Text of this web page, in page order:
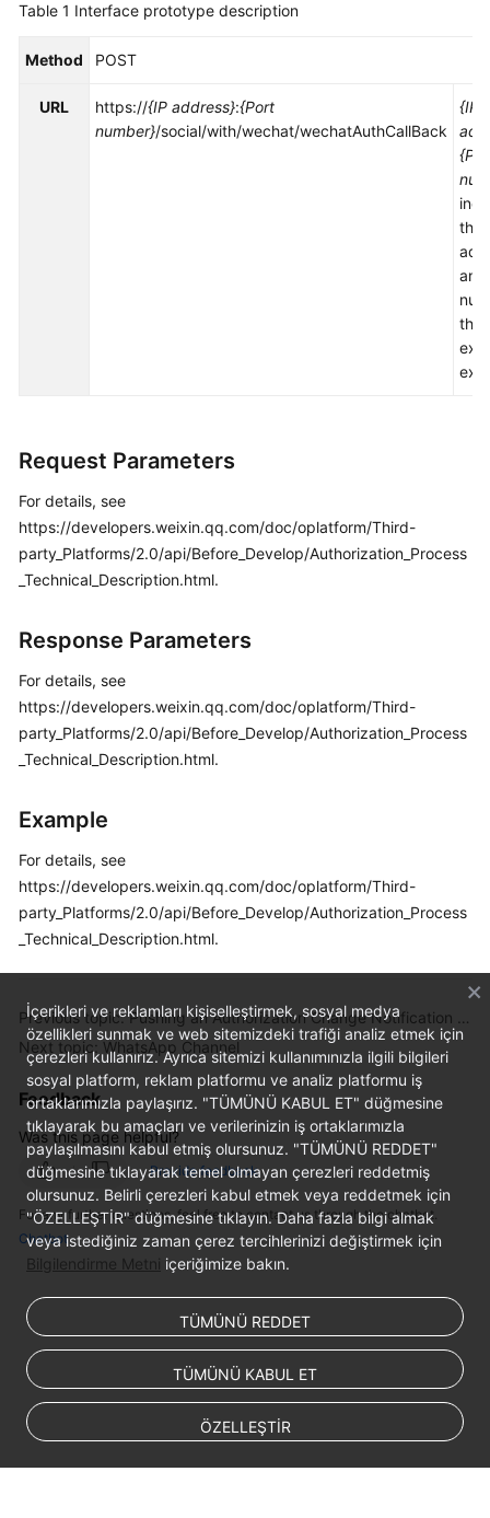
Responsibilities
Service
Agreement
Table 1 Interface prototype description
Method POST
URL https://{IP address}:{Port
number}/social/with/wechat/wechatAuthCallBack
{IP
the
the
Request Parameters
For details, see
https://developers.weixin.qq.com/doc/oplatform/Third-
party_Platforms/2.0/api/Before_Develop/Authorization_Process
_Technical_Description.html.
Response Parameters
For details, see
https://developers.weixin.qq.com/doc/oplatform/Third-
party_Platforms/2.0/api/Before_Develop/Authorization_Process
_Technical_Description.html.
Example
For details, see
https://developers.weixin.qq.com/doc/oplatform/Third-
party_Platforms/2.0/api/Before_Develop/Authorization_Process
_Technical_Description.html.
Next topic: WhatsApp Channel
Feedback
Was this page helpful?
Provide feedback
For any further questions, feel free to contact us through the chatbot.
Chatbot
İçerikleri ve reklamları kişiselleştirmek, sosyal medya
özellikleri sunmak ve web sitemizdeki trafiği analiz etmek için
çerezleri kullanırız. Ayrıca sitemizi kullanımınızla ilgili bilgileri
sosyal platform, reklam platformu ve analiz platformu iş
ortaklarımızla paylaşırız. "TÜMÜNÜ KABUL ET" düğmesine
tıklayarak bu amaçları ve verilerinizin iş ortaklarımızla
paylaşılmasını kabul etmiş olursunuz. "TÜMÜNÜ REDDET"
düğmesine tıklayarak temel olmayan çerezleri reddetmiş
olursunuz. Belirli çerezleri kabul etmek veya reddetmek için
"ÖZELLEŞTİR" düğmesine tıklayın. Daha fazla bilgi almak
veya istediğiniz zaman çerez tercihlerinizi değiştirmek için
Bilgilendirme Metni içeriğimize bakın.
TÜMÜNÜ REDDET
TÜMÜNÜ KABUL ET
ÖZELLEŞTİR